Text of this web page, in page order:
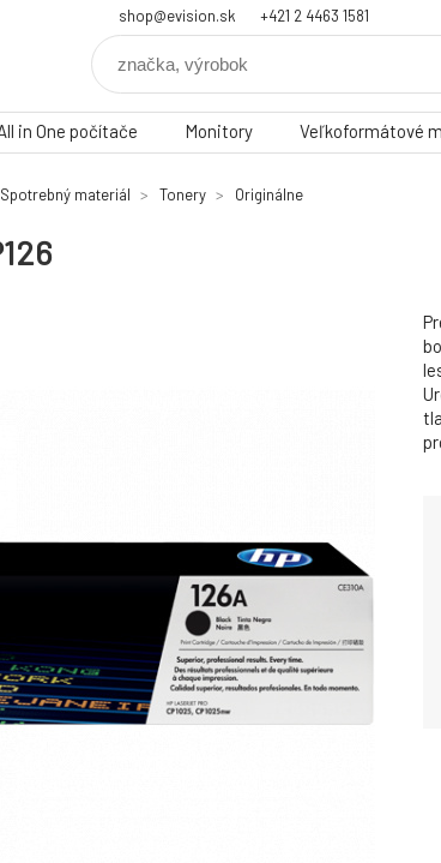
shop@evision.sk +421 2 4463 1581
in One počítače Monitory Veľkoformátové
Spotrebný materiál Tonery Originálne